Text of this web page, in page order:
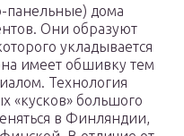
панельные) дома
Они образуют
укладывается
имеет обшивку тем
Технология
«кусков» большого
в Финляндии,